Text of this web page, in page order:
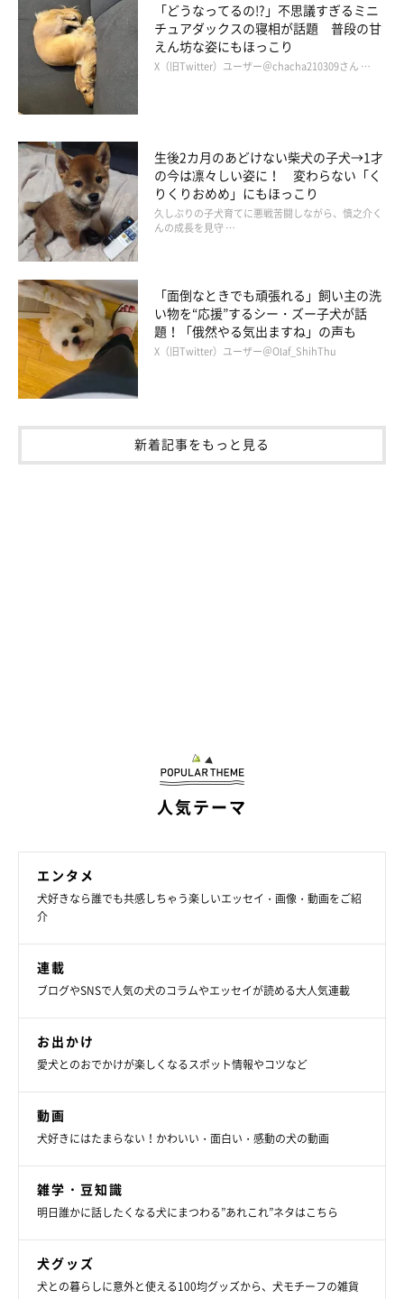
@mogu800
このあんずちゃんの姿を見たInstagramユーザーたちからは、
「眠り姫はこうやってできるのですね♡たまらない♡」「まーな
んてカワイイ♡♡♡」「されるがまま、可愛い♡」「もー赤ちゃ
キュンキュンが止まらないようですね！
あんずちゃんがおくるみわんこになるまでの様子は、ぜひ下記の
動画でもチェックしてみて！
https://www.instagram.com/p/B4UDFnRgA6X/
「どうなってるの!?」不思議すぎるミニ
チュアダックスの寝相が話題 普段の甘
えん坊な姿にもほっこり
X（旧Twitter）ユーザー＠chacha210309さん …
生後2カ月のあどけない柴犬の子犬→1才
の今は凛々しい姿に！ 変わらない「く
りくりおめめ」にもほっこり
久しぶりの子犬育てに悪戦苦闘しながら、慎之介く
んの成長を見守 …
「面倒なときでも頑張れる」飼い主の洗
い物を“応援”するシー・ズー子犬が話
題！「俄然やる気出ますね」の声も
X（旧Twitter）ユーザー＠Olaf_ShihThu
新着記事をもっと見る
人気テーマ
エンタメ
犬好きなら誰でも共感しちゃう楽しいエッセイ・画像・動画をご紹
介
連載
ブログやSNSで人気の犬のコラムやエッセイが読める大人気連載
お出かけ
愛犬とのおでかけが楽しくなるスポット情報やコツなど
動画
犬好きにはたまらない！かわいい・面白い・感動の犬の動画
雑学・豆知識
明日誰かに話したくなる犬にまつわる”あれこれ”ネタはこちら
犬グッズ
犬との暮らしに意外と使える100均グッズから、犬モチーフの雑貨